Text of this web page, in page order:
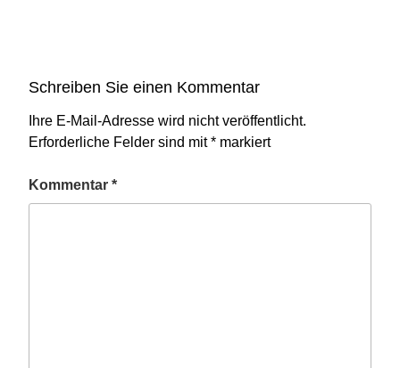
Schreiben Sie einen Kommentar
Ihre E-Mail-Adresse wird nicht veröffentlicht.
Erforderliche Felder sind mit* markiert
Kommentar *